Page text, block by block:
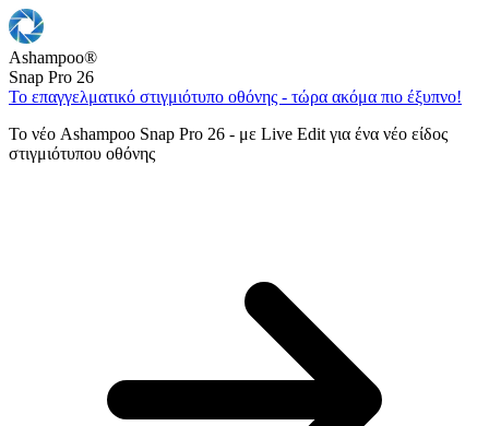
Ashampoo®
Snap Pro 26
Το επαγγελματικό στιγμιότυπο οθόνης - τώρα ακόμα πιο έξυπνο!
Το νέο Ashampoo Snap Pro 26 - με Live Edit για ένα νέο είδος
στιγμιότυπου οθόνης